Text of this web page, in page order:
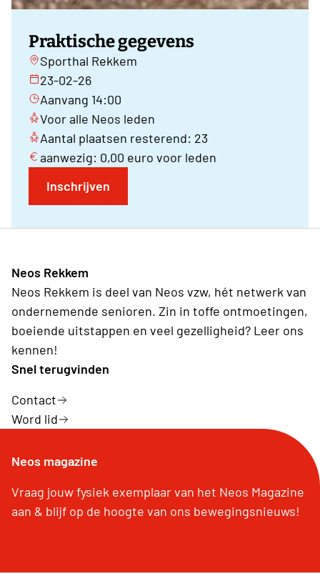
Praktische gegevens
Sporthal Rekkem
23-02-26
Aanvang 14:00
Voor alle Neos leden
Aantal plaatsen resterend: 23
aanwezig: 0,00 euro voor leden
Inschrijven
Neos Rekkem
Neos Rekkem is deel van Neos vzw, hét netwerk van
ondernemende senioren. Zin in toffe ontmoetingen,
boeiende uitstappen en veel gezelligheid? Leer ons
kennen!
Snel terugvinden
Contact
Word lid
Neos magazine
Vraag jouw fysiek exemplaar van het Neos Magazine
aan & blijf op de hoogte van ons bewegingsnieuws!